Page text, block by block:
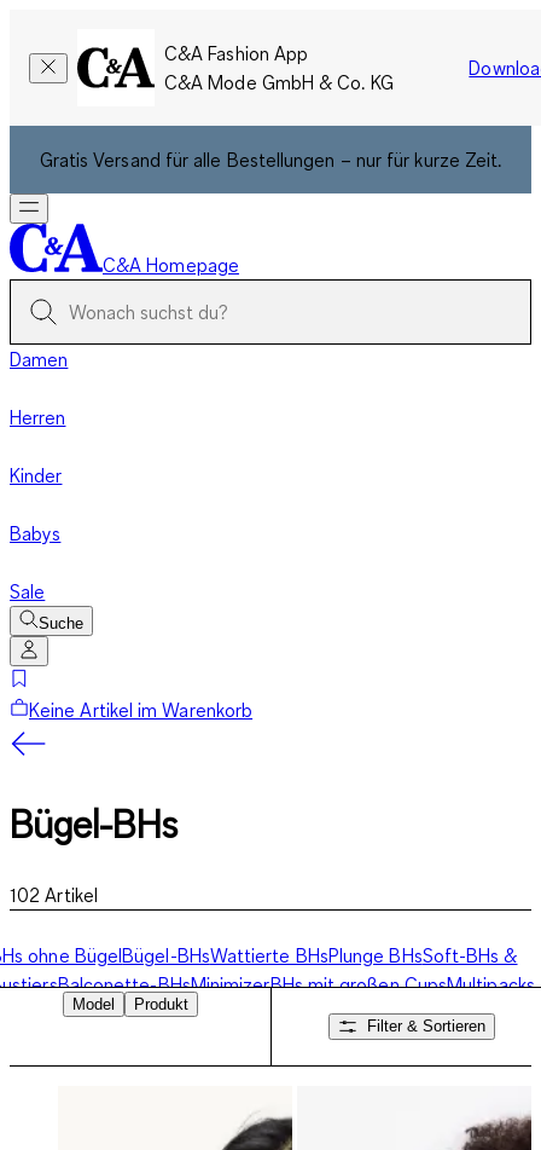
C&A Fashion App
C&A Mode GmbH & Co. KG
Gratis Versand für alle Bestellungen – nur für kurze Zeit.
C&A Homepage
Damen
Herren
Kinder
Babys
Sale
Suche
Keine Artikel im Warenkorb
Bügel-BHs
102 Artikel
ohne BügelBügel-BHsWattierte BHsPlunge BHsSoft-BHs &
Balconette-BHsMinimizerBHs mit großen CupsMultipacks
Model
Produkt
Filter & Sortieren